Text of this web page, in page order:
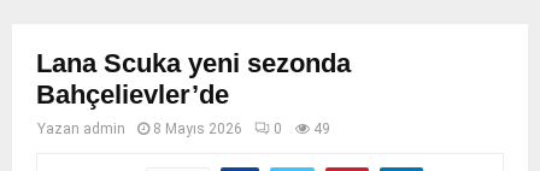
Lana Scuka yeni sezonda
Bahçelievler’de
Yazan admin 8 Mayıs 2026 0 49